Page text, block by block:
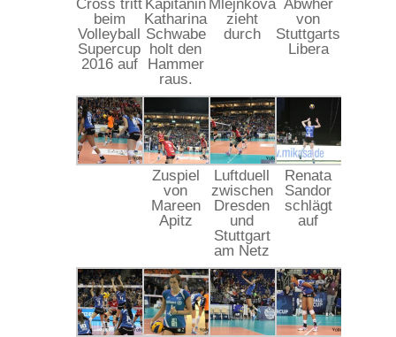
Cross tritt
beim
Volleyball
Supercup
2016 auf
Kapitänin
Katharina
Schwabe
holt den
Hammer
raus.
Mlejnkova
zieht
durch
Abwher
von
Stuttgarts
Libera
Zuspiel
von
Mareen
Apitz
Luftduell
zwischen
Dresden
und
Stuttgart
am Netz
Renata
Sandor
schlägt
auf